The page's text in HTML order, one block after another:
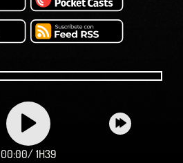
00:00/ 1H39